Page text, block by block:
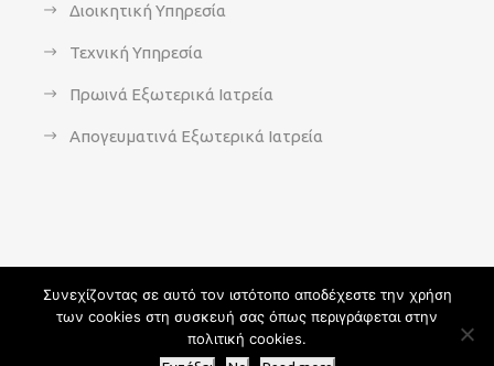
Διοικητική Υπηρεσία
Τεχνική Υπηρεσία
Πρωινά Εξωτερικά Ιατρεία
Απογευματινά Εξωτερικά Ιατρεία
Copyright 2021 - agsavvas-hosp.gr - All Rights Reserved | An
Web-Creation powered by
Συνεχίζοντας σε αυτό τον ιστότοπο αποδέχεστε την χρήση
των cookies στη συσκευή σας όπως περιγράφεται στην
πολιτική cookies.